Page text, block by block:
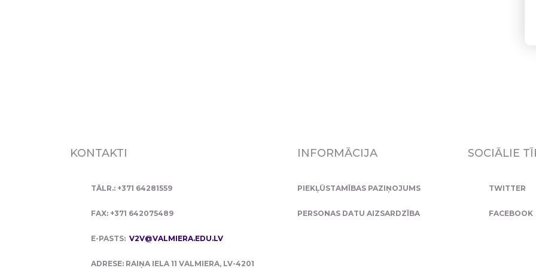
KONTAKTI
TĀLR.: +371 64281559
FAX: +371 642075489
E-PASTS: V2V@VALMIERA.EDU.LV
ADRESE: RAIŅA IELA 11 VALMIERA, LV-4201
INFORMĀCIJA
PIEKĻŪSTAMĪBAS PAZIŅOJUMS
PERSONAS DATU AIZSARDZĪBA
SOCIĀLIE
TWITTER
FACEBOOK